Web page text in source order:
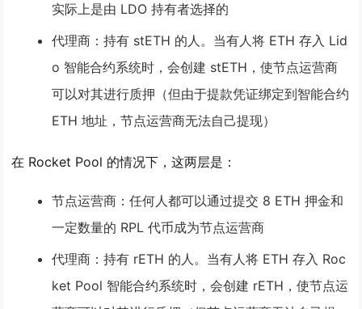
实际上是由 LDO 持有者选择的
代理商 ：持有 stETH 的人。当有人将 ETH 存入 Lid
o 智能合约系统时，会创建 stETH，使节点运营商
可以对其进行质押（但由于提款凭证绑定到智能合约
ETH 地址，节点运营商无法自己提现）
在 Rocket Pool 的情况下，这两层是：
节点运营商 ：任何人都可以通过提交 8 ETH 押金和
一定数量的 RPL 代币成为节点运营商
代理商 ：持有 rETH 的人。当有人将 ETH 存入 Roc
ket Pool 智能合约系统时，会创建 rETH，使节点运